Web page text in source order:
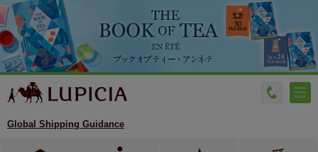
Global Shipping Guidance